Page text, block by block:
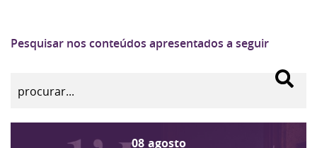
Pesquisar nos conteúdos apresentados a seguir
08 agosto